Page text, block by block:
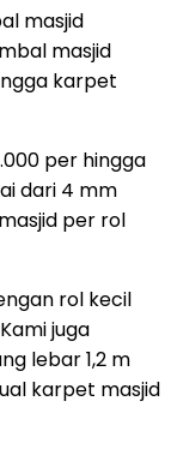
masjid
masjid
karpet
per hingga
dari 4 mm
per rol
rol kecil
juga
lebar 1,2 m
karpet masjid